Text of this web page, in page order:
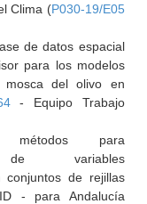
Clima (P030-19/E05
de datos espacial
para los modelos
del olivo en
- Equipo Trabajo
métodos para
de variables
conjuntos de rejillas
- para Andalucía